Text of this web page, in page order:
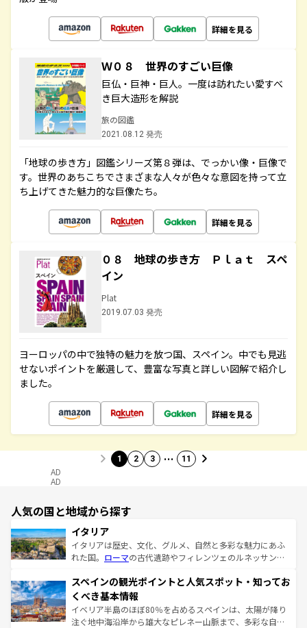
詳細を見る
Ｗ０８ 世界のすごい巨像
巨仏・巨神・巨人。一度は訪れたい愛すべ
き巨大造形を解説
旅の図鑑
2021.08.12 発売
「地球の歩き方」図鑑シリーズ第８弾は、でっかい像・巨像で
す。世界のあちこちでさまざまな人々が色々な意図を持って立
ち上げてきた魅力的な巨像たち。
詳細を見る
０８ 地球の歩き方 Ｐｌａｔ スペ
イン
Plat
2019.07.03 発売
ヨーロッパの中で独特の魅力を放つ国、スペイン。中でも見逃
せないポイントを厳選して、豊富な写真と詳しい図解で紹介し
ました。
詳細を見る
1 2 3 … 11
AD
AD
人気の国と地域から探す
イタリア
イタリアは歴史、文化、グルメ、自然と多彩な魅力にあふ
れた国。 ローマの古代遺跡やフィレンツェのルネッサンス
ろん、トスカーナの美しい田園風景やアマルフィ海岸の絶
景など、自然景観も見逃せない。観光の合間には、本場の
ピザやパスタなど、絶品のイタリア料理を堪能することも
できる。朝目覚めてから夜眠るまで、すべての瞬間を楽し
スペインの観光ポイントと人気スポット・知ってお
くべき基本情報
イベリア半島のほぼ80％を占めるスペインは、太陽が降り
注ぐ地中海沿岸から雄大なピレネー山脈まで、多彩な自然